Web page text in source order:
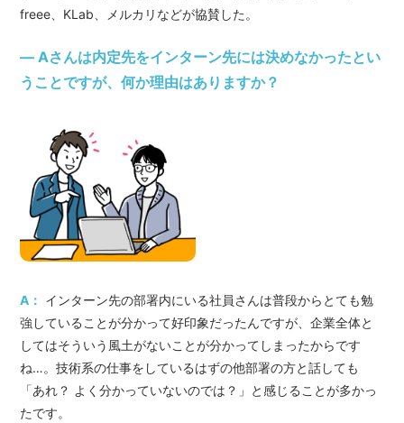
freee、KLab、メルカリなどが協賛した。
― Aさんは内定先をインターン先には決めなかったとい
うことですが、何か理由はありますか？
A： インターン先の部署内にいる社員さんは普段からとても勉
強していることが分かって好印象だったんですが、企業全体と
してはそういう風土がないことが分かってしまったからです
ね…。技術系の仕事をしているはずの他部署の方と話しても
「あれ？ よく分かっていないのでは？」と感じることが多かっ
たです。